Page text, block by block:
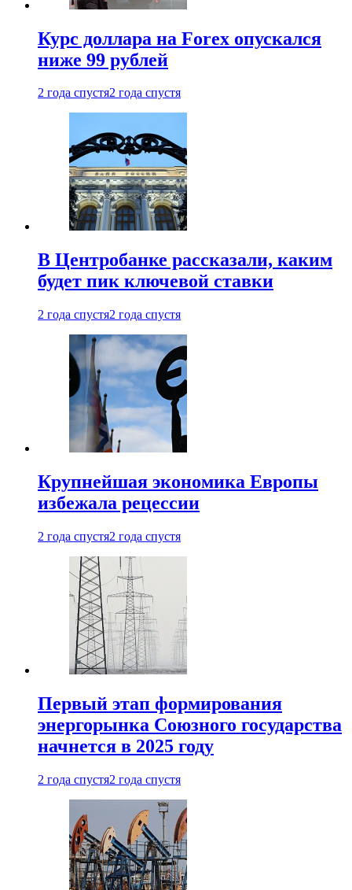
Курс доллара на Forex опускался
ниже 99 рублей
2 года спустя2 года спустя
В Центробанке рассказали, каким
будет пик ключевой ставки
2 года спустя2 года спустя
Крупнейшая экономика Европы
избежала рецессии
2 года спустя2 года спустя
Первый этап формирования
энергорынка Союзного государства
начнется в 2025 году
2 года спустя2 года спустя